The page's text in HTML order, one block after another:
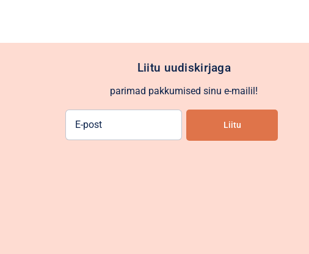
Liitu uudiskirjaga
parimad pakkumised sinu e-mailil!
Liitu